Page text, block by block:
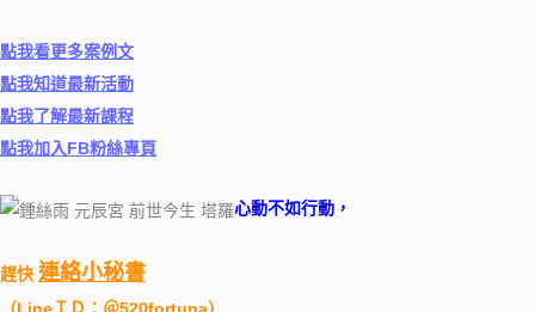
點我看更多案例文
點我知道最新活動
點我了解最新課程
點我加入FB粉絲專頁
心動不如行動，
趕快 連絡小秘書